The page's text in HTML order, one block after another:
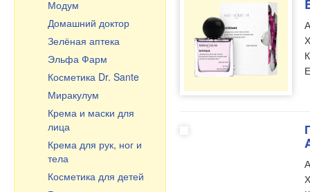
Горшки и жаровни
Посуда из керамики
Посуда из стекла
Казаны, учаги,
кастрюли
Чугунная посуда
Чугунная посуда
Узбекистан
Сковороды
Тёрки, шинковки,
овощерезки
Модум
Домашний доктор
Зелёная аптека
Эльфа Фарм
Косметика Dr. Sante
Миракулум
Крема и маски для
лица
Крема для рук, ног и
тела
Косметика для детей